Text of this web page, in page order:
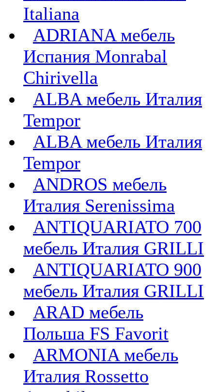
Italiana
ADRIANA мебель
Испания Monrabal
Chirivella
ALBA мебель Италия
Tempor
ALBA мебель Италия
Tempor
ANDROS мебель
Италия Serenissima
ANTIQUARIATO 700
мебель Италия GRILLI
ANTIQUARIATO 900
мебель Италия GRILLI
ARAD мебель
Польша FS Favorit
ARMONIA мебель
Италия Rossetto